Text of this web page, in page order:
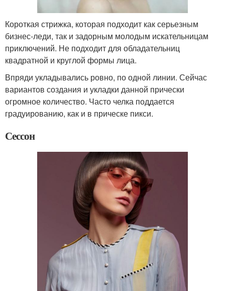
Короткая стрижка, которая подходит как серьезным
бизнес-леди, так и задорным молодым искательницам
приключений. Не подходит для обладательниц
квадратной и круглой формы лица.
Впряди укладывались ровно, по одной линии. Сейчас
вариантов создания и укладки данной прически
огромное количество. Часто челка поддается
градуированию, как и в прическе пикси.
Сессон